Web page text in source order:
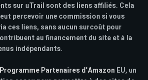
sur uTrail sont des liens affiliés. Cela
percevoir une commission si vous
ces liens, sans aucun surcoût pour
au financement du site et à la
indépendants.
Programme Partenaires d’Amazon EU, un